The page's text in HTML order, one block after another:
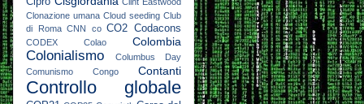
Clonazione umana Cloud seeding Club
di Roma CNN co CO2 Codacons
CODEX Colao Colombia
Colonialismo
Columbus Day
Comunismo
Congo Contanti
Controllo globale